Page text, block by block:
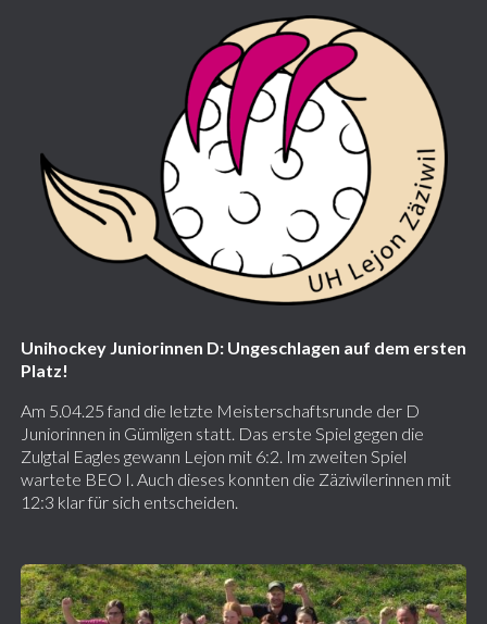
Unihockey Juniorinnen D: Ungeschlagen auf dem ersten
Platz!
Am 5.04.25 fand die letzte Meisterschaftsrunde der D
Juniorinnen in Gümligen statt. Das erste Spiel gegen die
Zulgtal Eagles gewann Lejon mit 6:2. Im zweiten Spiel
wartete BEO I. Auch dieses konnten die Zäziwilerinnen mit
12:3 klar für sich entscheiden.